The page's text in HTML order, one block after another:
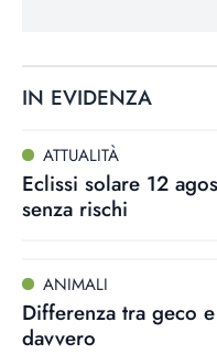
IN EVIDENZA
ATTUALITÀ
Eclissi solare 12
senza rischi
ANIMALI
Differenza tra geco
davvero